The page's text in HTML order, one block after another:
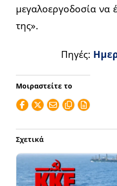
μεγαλοεργοδοσία να
της».
Πηγές:
Μοιραστείτε το
Σχετικά